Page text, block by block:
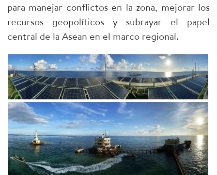
para manejar conflictos en la zona, mejorar los
recursos geopolíticos y subrayar el papel
central de la Asean en el marco regional.